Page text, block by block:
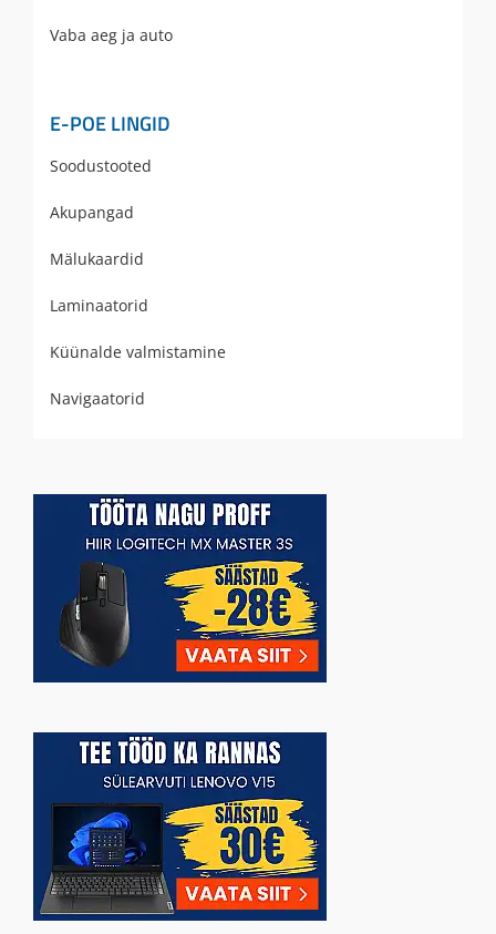
Vaba aeg ja auto
E-POE LINGID
Soodustooted
Akupangad
Mälukaardid
Laminaatorid
Küünalde valmistamine
Navigaatorid